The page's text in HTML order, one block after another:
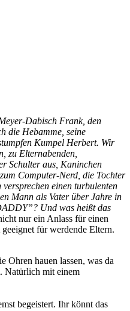
Dabisch Frank, den
die Hebamme, seine
Kumpel Herbert. Wir
zu Elternabenden,
Schulter aus, Kaninchen
Computer-Nerd, die Tochter
einen turbulenten
Mann als Vater über Jahre in
Und was heißt das
nur ein Anlass für einen
für werdende Eltern.
Ohren hauen lassen, was da
Natürlich mit einem
begeistert. Ihr könnt das